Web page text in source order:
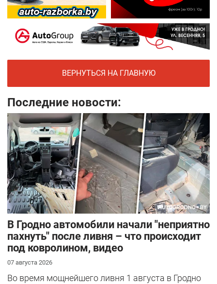
ВЕРНУТЬСЯ НА ГЛАВНУЮ
Последние новости:
В Гродно автомобили начали "неприятно
пахнуть" после ливня – что происходит
под ковролином, видео
07 августа 2026
Во время мощнейшего ливня 1 августа в Гродно